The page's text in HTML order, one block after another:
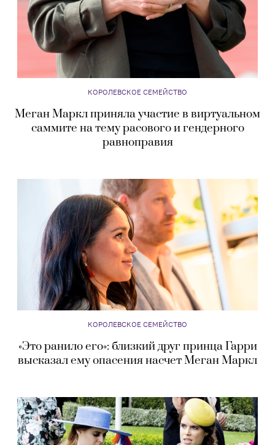
КОРОЛЕВСКОЕ СЕМЕЙСТВО
Меган Маркл приняла участие в виртуальном
саммите на тему расового и гендерного
равноправия
КОРОЛЕВСКОЕ СЕМЕЙСТВО
«Это ранило его»: близкий друг принца Гарри
высказал ему опасения насчет Меган Маркл